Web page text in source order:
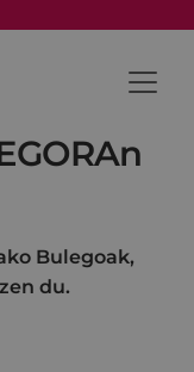
Bulegoak,
du.